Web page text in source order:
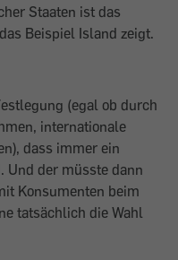
Staaten ist das
Beispiel Island zeigt.
(egal ob durch
internationale
dass immer ein
Und der müsste dann
Konsumenten beim
tatsächlich die Wahl